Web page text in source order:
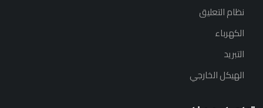
نظام التعليق
الكهرباء
التبريد
الهيكل الخارجي